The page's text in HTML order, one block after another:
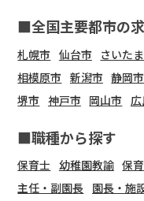
■全国主要都市の
札幌市 仙台市 さいた
相模原市 新潟市 静岡市
堺市 神戸市 岡山市
■職種から探す
保育士 幼稚園教諭 保
主任・副園長 園長・施